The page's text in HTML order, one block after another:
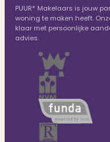
PUUR* Makelaars is jouw
woning te maken heeft.
klaar met persoonlijke
advies.